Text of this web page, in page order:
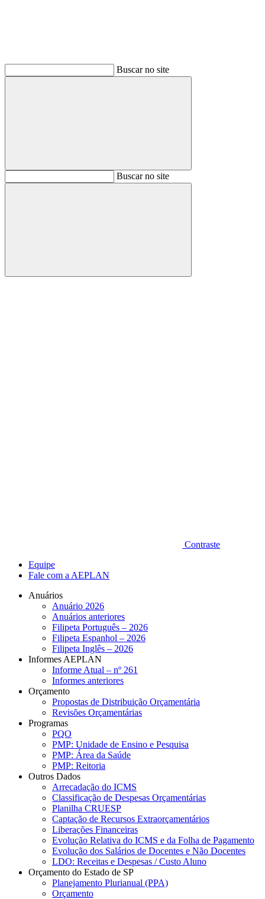
Buscar no site
BuscarBuscar no site
Buscar
Contraste
Equipe
Fale com a AEPLAN
Anuários
Anuário 2026
Anuários anteriores
Filipeta Português – 2026
Filipeta Espanhol – 2026
Filipeta Inglês – 2026
Informes AEPLAN
Informe Atual – nº 261
Informes anteriores
Orçamento
Propostas de Distribuição Orçamentária
Revisões Orçamentárias
Programas
PQO
PMP: Unidade de Ensino e Pesquisa
PMP: Área da Saúde
PMP: Reitoria
Outros Dados
Arrecadação do ICMS
Classificação de Despesas Orçamentárias
Planilha CRUESP
Captação de Recursos Extraorçamentários
Liberações Financeiras
Evolução Relativa do ICMS e da Folha de Pagamento
Evolução dos Salários de Docentes e Não Docentes
LDO: Receitas e Despesas / Custo Aluno
Orçamento do Estado de SP
Planejamento Plurianual (PPA)
Orçamento